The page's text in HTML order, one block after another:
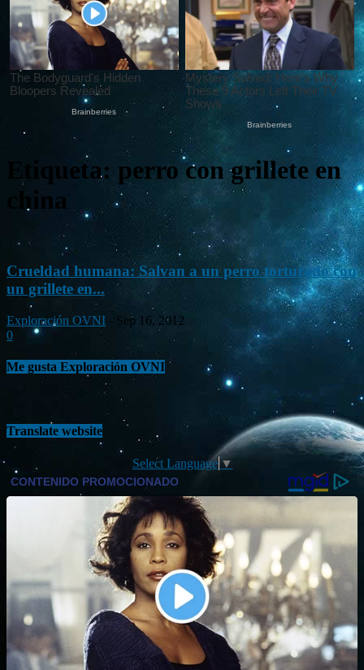
Etiqueta: perro con grillete en
china
Crueldad humana: Salvan a un perro torturado con
un grillete en...
Exploración OVNI - Sep 16, 2012
0
Me gusta Exploración OVNI
Translate website
Select Language ▼